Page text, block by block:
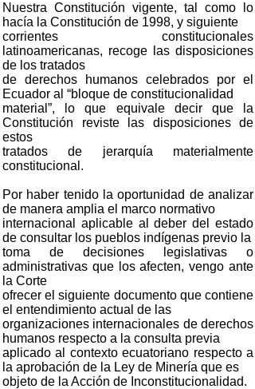
Nuestra Constitución vigente, tal como lo
hacía la Constitución de 1998, y siguiente
corrientes constitucionales
latinoamericanas, recoge las disposiciones
de los tratados
de derechos humanos celebrados por el
Ecuador al “bloque de constitucionalidad
material”, lo que equivale decir que la
Constitución reviste las disposiciones de
estos
tratados de jerarquía materialmente
constitucional.
Por haber tenido la oportunidad de analizar
de manera amplia el marco normativo
internacional aplicable al deber del estado
de consultar los pueblos indígenas previo la
toma de decisiones legislativas o
administrativas que los afecten, vengo ante
la Corte
ofrecer el siguiente documento que contiene
el entendimiento actual de las
organizaciones internacionales de derechos
humanos respecto a la consulta previa
aplicado al contexto ecuatoriano respecto a
la aprobación de la Ley de Minería que es
objeto de la Acción de Inconstitucionalidad.